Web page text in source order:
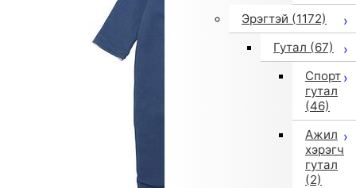
Эрэгтэй (1172)
Гутал (67)
Спорт
гутал
(46)
Ажил
хэрэгч
гутал
(2)